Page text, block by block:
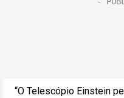
“O Telescópio Einstein